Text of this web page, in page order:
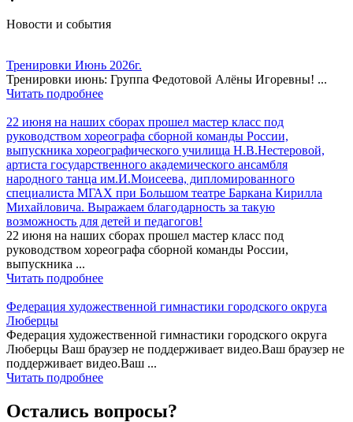
Новости и события
Тренировки Июнь 2026г.
Тренировки июнь: Группа Федотовой Алёны Игоревны! ...
Читать подробнее
22 июня на наших сборах прошел мастер класс под
руководством хореографа сборной команды России,
выпускника хореографического училища Н.В.Нестеровой,
артиста государственного академического ансамбля
народного танца им.И.Моисеева, дипломированного
специалиста МГАХ при Большом театре Баркана Кирилла
Михайловича. Выражаем благодарность за такую
возможность для детей и педагогов!
22 июня на наших сборах прошел мастер класс под
руководством хореографа сборной команды России,
выпускника ...
Читать подробнее
Федерация художественной гимнастики городского округа
Люберцы
Федерация художественной гимнастики городского округа
Люберцы Ваш браузер не поддерживает видео.Ваш браузер не
поддерживает видео.Ваш ...
Читать подробнее
Остались вопросы?